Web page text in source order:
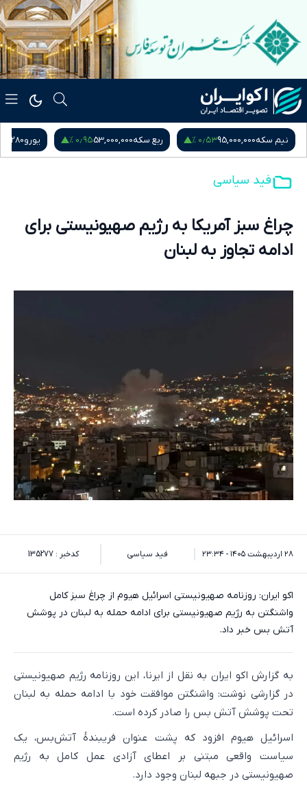
نیم سکه95,000,000۰٫۵۳ % ربع سکه53,000,000۰٫۹۵ % یورو
فید سیاسی
چراغ سبز آمریکا به رژیم صهیونیستی برای
ادامه تجاوز به لبنان
۲۸ اردیبهشت ۱۴۰۵ - ۲۳:۳۴ فید سیاسی کدخبر : 135277
اکو ایران: روزنامه صهیونیستی اسرائیل هیوم از چراغ سبز کامل
واشنگتن به رژیم صهیونیستی برای ادامه حمله به لبنان در پوشش
آتش بس خبر داد.
به گزارش اکو ایران به نقل از ایرنا، این روزنامه رژیم صهیونیستی
در گزارشی نوشت: واشنگتن موافقت خود با ادامه حمله به لبنان
تحت پوشش آتش بس را صادر کرده است.
اسرائیل هیوم افزود که پشت عنوان فریبندهٔ آتش‌بس، یک
سیاست واقعی مبتنی بر اعطای آزادی عمل کامل به رژیم
صهیونیستی در جبهه لبنان وجود دارد.